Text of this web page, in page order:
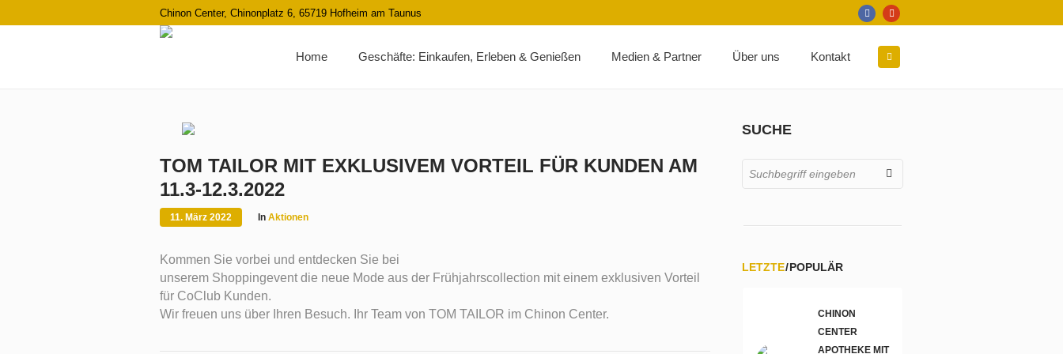
Chinon Center, Chinonplatz 6, 65719 Hofheim am Taunus
Home Geschäfte: Einkaufen, Erleben & Genießen Medien & Partner Über uns Kontakt
TOM TAILOR MIT EXKLUSIVEM VORTEIL FÜR KUNDEN AM
11.3-12.3.2022
11. März 2022 In Aktionen
Kommen Sie vorbei und entdecken Sie bei
unserem Shoppingevent die neue Mode aus der Frühjahrscollection mit einem exklusiven Vorteil
für CoClub Kunden.
Wir freuen uns über Ihren Besuch. Ihr Team von TOM TAILOR im Chinon Center.
SUCHE
LETZTE POPULÄR
CHINON
CENTER
APOTHEKE MIT